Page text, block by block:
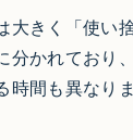
大きく「使い
分かれており
間も異なりま